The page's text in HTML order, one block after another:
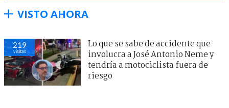
VISTO AHORA
219
visitas
Lo que se sabe de accidente que
involucra a José Antonio Neme y
tendría a motociclista fuera de
riesgo